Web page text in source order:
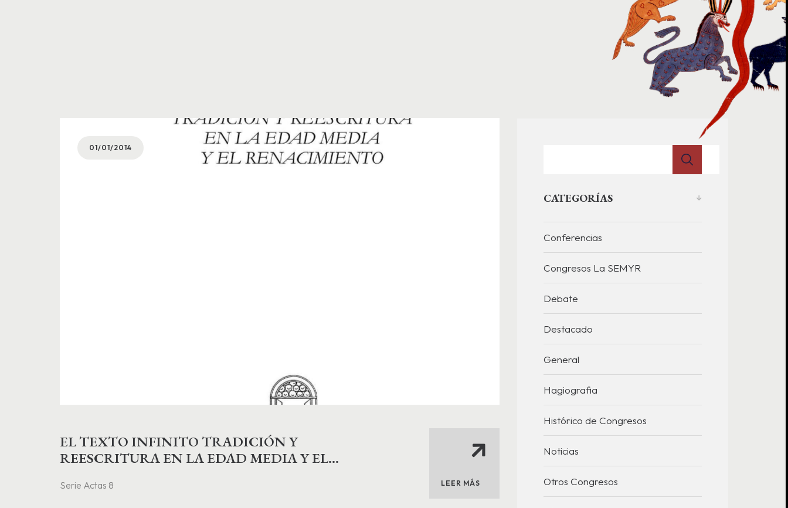
01/01/2014
EL TEXTO INFINITO TRADICIÓN Y
REESCRITURA EN LA EDAD MEDIA Y EL
RENACIMIENTO
Serie Actas 8 LEER MÁS
CATEGORÍAS
Conferencias
Congresos La SEMYR
Debate
Destacado
General
Hagiografia
Histórico de Congresos
Noticias
Otros Congresos